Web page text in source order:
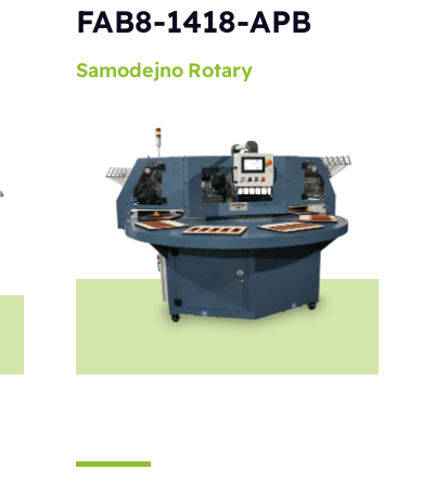
FAB8-1418-APB
Samodejno Rotary